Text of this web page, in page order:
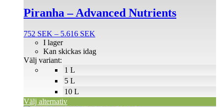
Piranha – Advanced Nutrients
752 SEK – 5.616 SEK
till
1 L
5 L
10 L
I lager
Kan skickas idag
Välj variant:
Välj alternativ
produkten
har
varianter.
olika
alternativen
produktsidan